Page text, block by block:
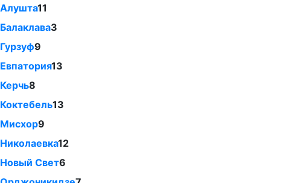
Алушта11
Балаклава3
Гурзуф9
Евпатория13
Керчь8
Коктебель13
Мисхор9
Николаевка12
Новый Свет6